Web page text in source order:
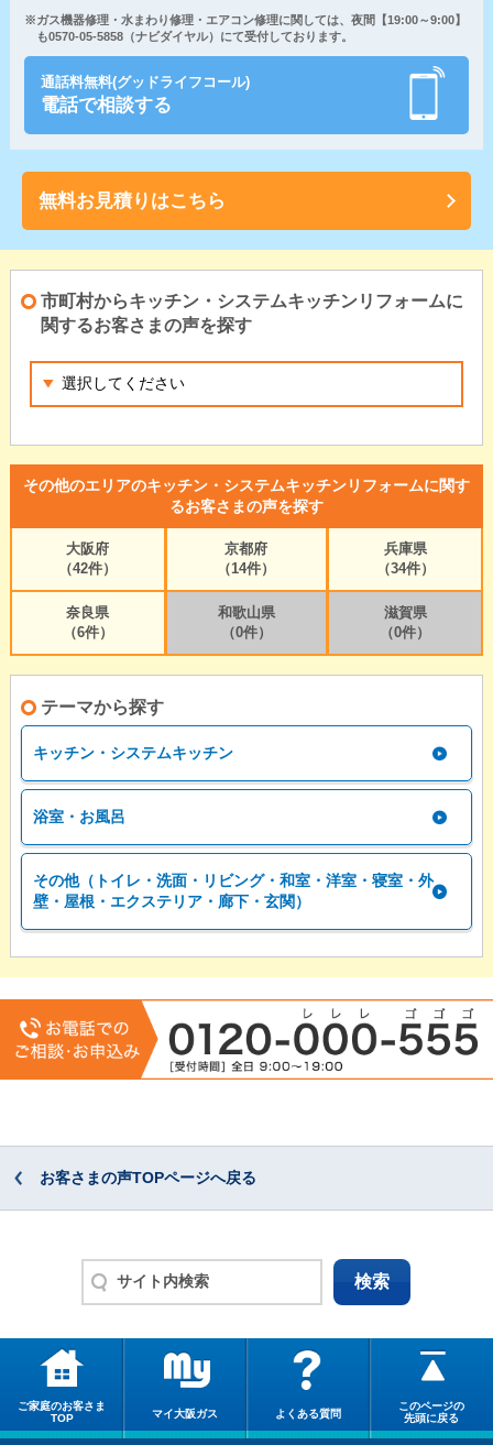
※ガス機器修理・水まわり修理・エアコン修理に関しては、夜間【19:00～9:00】
も0570-05-5858（ナビダイヤル）にて受付しております。
通話料無料(グッドライフコール)
電話で相談する
無料お見積りはこちら
市町村からキッチン・システムキッチンリフォームに
関するお客さまの声を探す
その他のエリアのキッチン・システムキッチンリフォームに関す
るお客さまの声を探す
大阪府
（42件）
京都府
（14件）
兵庫県
（34件）
奈良県
（6件）
和歌山県
（0件）
滋賀県
（0件）
テーマから探す
キッチン・システムキッチン
浴室・お風呂
その他（トイレ・洗面・リビング・和室・洋室・寝室・外
壁・屋根・エクステリア・廊下・玄関）
お客さまの声TOPページへ戻る
ご家庭のお客さま
TOP
マイ大阪ガス よくある質問
このページの
先頭に戻る